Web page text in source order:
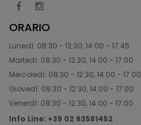
ORARIO
Lunedì: 08:30 - 12:30, 14:00 - 17:45
Martedì: 08:30 - 12:30, 14:00 - 17:00
Mercoledì: 08:30 - 12:30, 14:00 - 17:00
Giovedì: 09:30 - 12:30, 14:00 - 17:00
Venerdì: 08:30 - 12:30, 14:00 - 17:00
Info Line: +39 02 93581452